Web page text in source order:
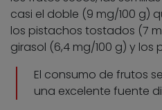
casi el doble (9 mg/100 g)
los pistachos tostados (7
girasol (6,4 mg/100 g) y los
El consumo de frutos
una excelente fuente